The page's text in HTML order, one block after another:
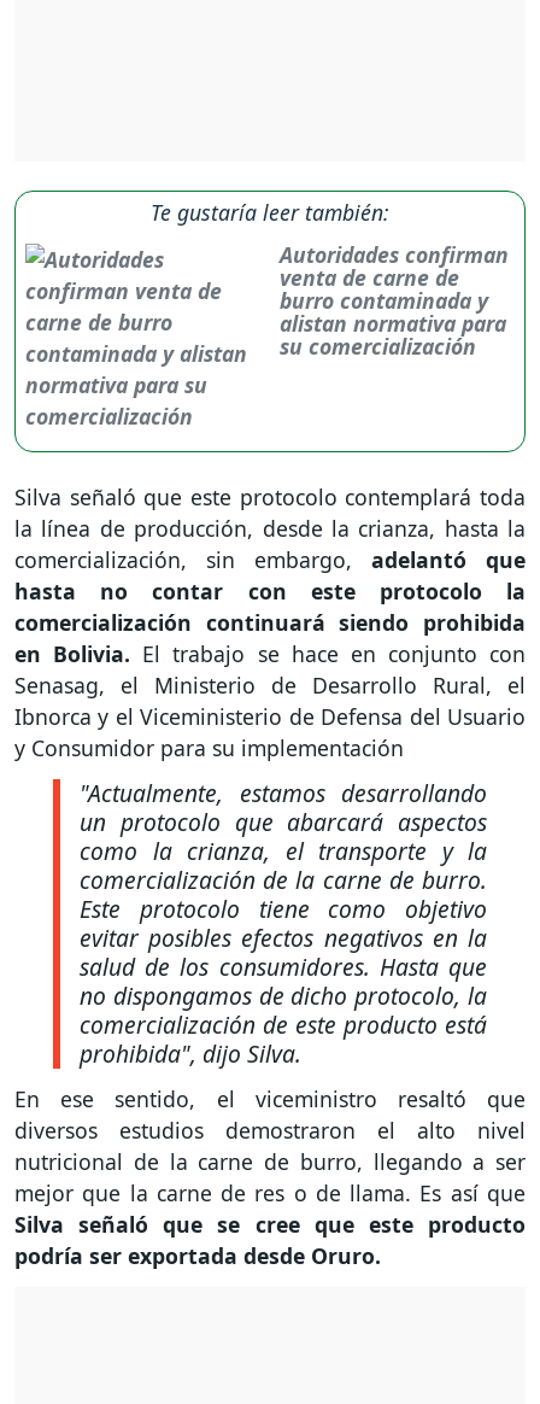
Te gustaría leer también:
Autoridades confirman
venta de carne de
burro contaminada y
alistan normativa para
su comercialización
Silva señaló que este protocolo contemplará toda
la línea de producción, desde la crianza, hasta la
comercialización, sin embargo, adelantó que
hasta no contar con este protocolo la
comercialización continuará siendo prohibida
en Bolivia. El trabajo se hace en conjunto con
Senasag, el Ministerio de Desarrollo Rural, el
Ibnorca y el Viceministerio de Defensa del Usuario
y Consumidor para su implementación
"Actualmente, estamos desarrollando
un protocolo que abarcará aspectos
como la crianza, el transporte y la
comercialización de la carne de burro.
Este protocolo tiene como objetivo
evitar posibles efectos negativos en la
salud de los consumidores. Hasta que
no dispongamos de dicho protocolo, la
comercialización de este producto está
prohibida", dijo Silva.
En ese sentido, el viceministro resaltó que
diversos estudios demostraron el alto nivel
nutricional de la carne de burro, llegando a ser
mejor que la carne de res o de llama. Es así que
Silva señaló que se cree que este producto
podría ser exportada desde Oruro.